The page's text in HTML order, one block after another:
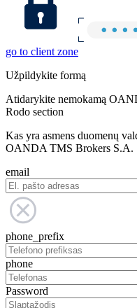
go to client zone
Užpildykite formą
Atidarykite nemokamą
Rodo section
Kas yra asmens duomenų
OANDA TMS Brokers S.A.
email
phone_prefix
phone
Password